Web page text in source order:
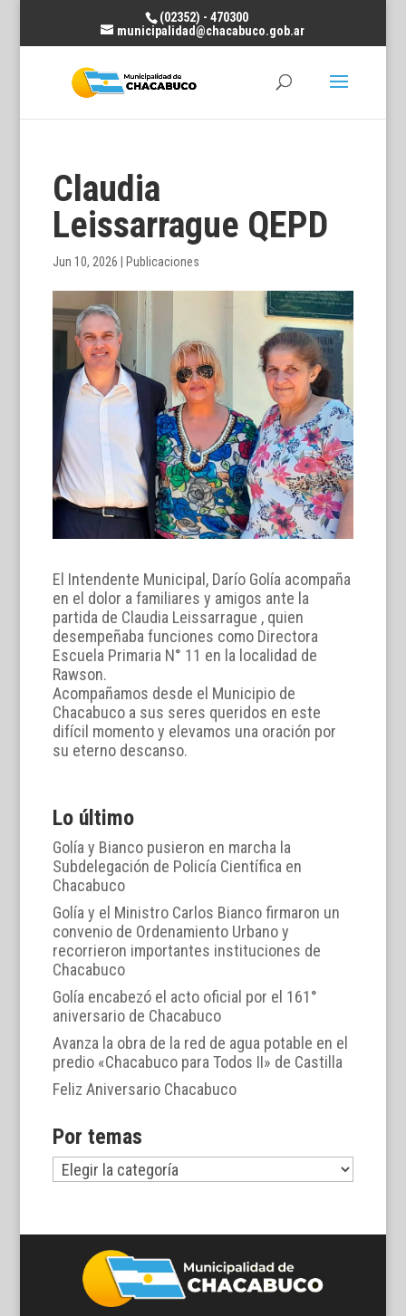
(02352) - 470300
municipalidad@chacabuco.gob.ar
Claudia
Leissarrague QEPD
Jun 10, 2026 Publicaciones
El Intendente Municipal, Darío Golía acompaña
en el dolor a familiares y amigos ante la
partida de Claudia Leissarrague , quien
desempeñaba funciones como Directora
Escuela Primaria N° 11 en la localidad de
Rawson.
Acompañamos desde el Municipio de
Chacabuco a sus seres queridos en este
difícil momento y elevamos una oración por
su eterno descanso.
Lo último
Golía y Bianco pusieron en marcha la
Subdelegación de Policía Científica en
Chacabuco
Golía y el Ministro Carlos Bianco firmaron un
convenio de Ordenamiento Urbano y
recorrieron importantes instituciones de
Chacabuco
Golía encabezó el acto oficial por el 161°
aniversario de Chacabuco
Avanza la obra de la red de agua potable en el
predio «Chacabuco para Todos II» de Castilla
Feliz Aniversario Chacabuco
Por temas
Por
temas